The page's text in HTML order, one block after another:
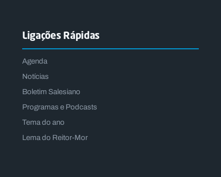
Ligações Rápidas
Agenda
Notícias
Boletim Salesiano
Programas e Podcasts
Tema do ano
Lema do Reitor-Mor